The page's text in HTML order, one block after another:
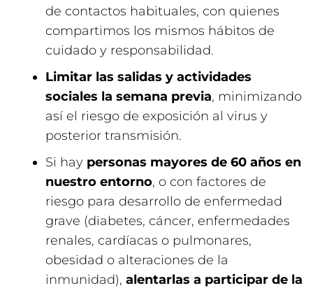
de contactos habituales, con quienes
compartimos los mismos hábitos de
cuidado y responsabilidad.
Limitar las salidas y actividades
sociales la semana previa, minimizando
así el riesgo de exposición al virus y
posterior transmisión.
Si hay personas mayores de 60 años en
nuestro entorno, o con factores de
riesgo para desarrollo de enfermedad
grave (diabetes, cáncer, enfermedades
renales, cardíacas o pulmonares,
obesidad o alteraciones de la
inmunidad), alentarlas a participar de la